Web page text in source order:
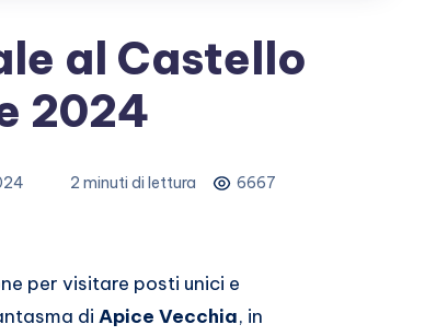
al Castello
2024
2 minuti di lettura 6667
per visitare posti unici e
di Apice Vecchia, in